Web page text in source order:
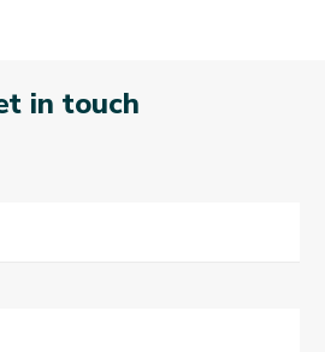
in touch